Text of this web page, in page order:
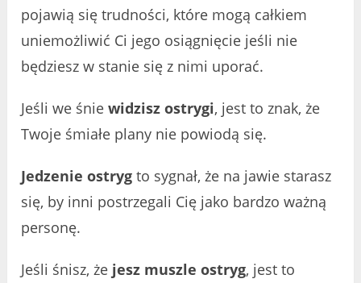
pojawią się trudności, które mogą całkiem
uniemożliwić Ci jego osiągnięcie jeśli nie
będziesz w stanie się z nimi uporać.
Jeśli we śniewidzisz ostrygi, jest to znak, że
Twoje śmiałe plany nie powiodą się.
Jedzenie ostryg to sygnał, że na jawie starasz
się, by inni postrzegali Cię jako bardzo ważną
personę.
Jeśli śnisz, że jesz muszle ostryg, jest to